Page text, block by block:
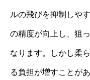
ルの飛びを抑制しや
の精度が向上し、狙
なります。しかし柔
る負担が増すことがあ